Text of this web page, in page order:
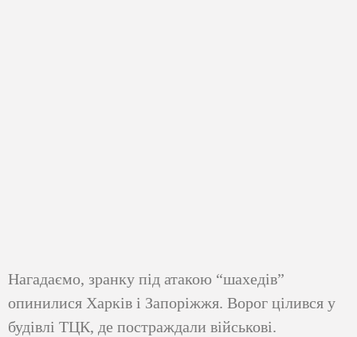
Нагадаємо, зранку під атакою “шахедів”
опинилися Харків і Запоріжжя. Ворог цілився у
будівлі ТЦК, де постраждали військові.